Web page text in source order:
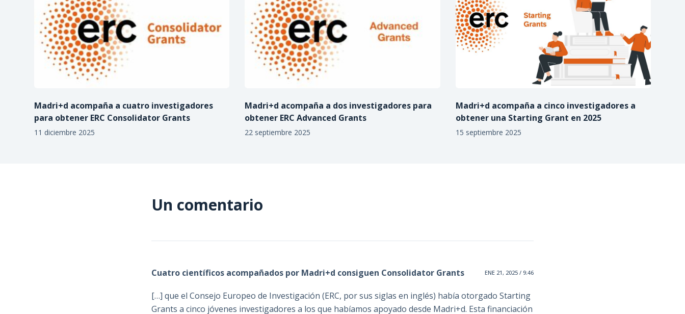
Madri+d acompaña a cuatro investigadores
para obtener ERC Consolidator Grants
11 diciembre 2025
Madri+d acompaña a dos investigadores para
obtener ERC Advanced Grants
22 septiembre 2025
Madri+d acompaña a cinco investigadores a
obtener una Starting Grant en 2025
15 septiembre 2025
Un comentario
Cuatro científicos acompañados por Madri+d consiguen Consolidator Grants ENE 21, 2025 / 9:46
[…] que el Consejo Europeo de Investigación (ERC, por sus siglas en inglés) había otorgado Starting
Grants a cinco jóvenes investigadores a los que habíamos apoyado desde Madri+d. Esta financiación